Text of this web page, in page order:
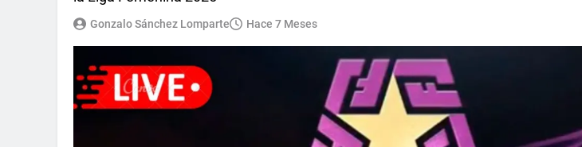
Gonzalo Sánchez Lomparte Hace 7 Meses